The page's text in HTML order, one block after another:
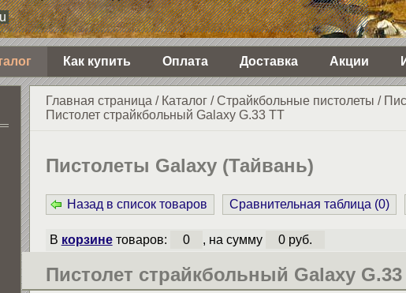
Как купить Оплата Доставка Акции
Главная страница / Каталог/Страйкбольные пистолеты /
Пистолет страйкбольный Galaxy G.33 TT
Пистолеты Galaxy (Тайвань)
Назад в список товаров Сравнительная таблица (0)
В корзинетоваров: 0 , на сумму 0 руб.
Пистолет страйкбольный Galaxy G.33